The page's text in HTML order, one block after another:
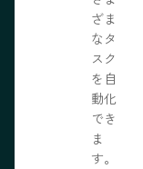
ざま
なタ
スク
を自
動化
でき
ま
す。